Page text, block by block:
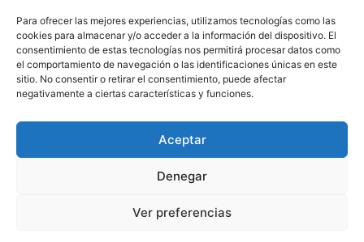
Para ofrecer las mejores experiencias, utilizamos tecnologías como las
cookies para almacenar y/o acceder a la información del dispositivo. El
consentimiento de estas tecnologías nos permitirá procesar datos como
el comportamiento de navegación o las identificaciones únicas en este
sitio. No consentir o retirar el consentimiento, puede afectar
negativamente a ciertas características y funciones.
Aceptar
Denegar
Ver preferencias